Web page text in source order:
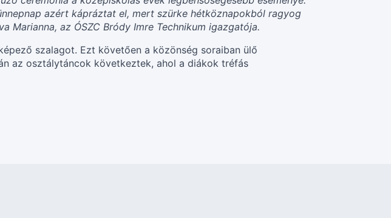
azért kápráztat el, mert szürke hétköznapokból ragyog
az ÓSZC Bródy Imre Technikum igazgatója.
szalagot. Ezt követően a közönség soraiban ülő
az osztálytáncok következtek, ahol a diákok tréfás